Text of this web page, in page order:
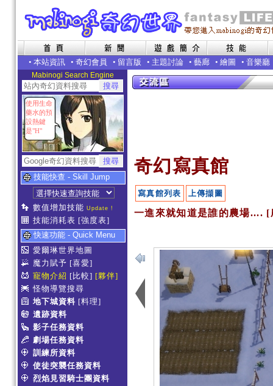
• 本站資訊 • 奇幻會員 • 留言版 • 主題討論 • 藝廊 • 繪圖 • 音樂廳
Mabinogi Search Engine
使用生命
藥水的預
設熱鍵
是"H"
技能快查 - Skill Jump
數值增加技能 Update !
技能消耗表 [強度表]
快速功能 - Quick Menu
愛爾琳世界地圖
魔力賦予 [喜愛]
寵物介紹 [比較] [夥伴]
怪物導覽搜尋
地下城資料 [料理]
遺跡資料
影子任務資料
劇場任務資料
訓練所資料
使徒突襲任務資料
烈焰見習騎士團資料
奇幻寫真館
寫真館列表 上傳擷圖
一進來就知道是誰的農場....